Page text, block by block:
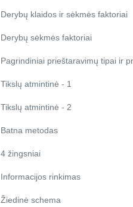
Derybų klaidos ir sėkmės faktoriai
Derybų sėkmės faktoriai
Tikslų atmintinė - 1
Tikslų atmintinė - 2
Batna metodas
4 žingsniai
Informacijos rinkimas
Žiedinė schema